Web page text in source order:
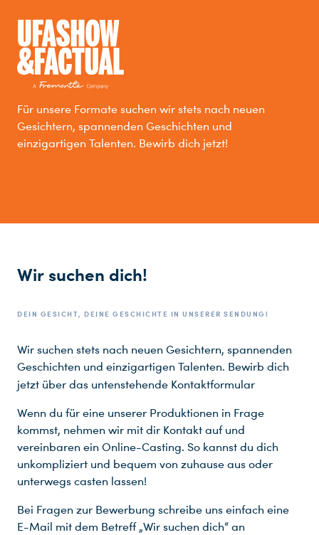
Für unsere Formate suchen wir stets nach neuen
Gesichtern, spannenden Geschichten und
einzigartigen Talenten. Bewirb dich jetzt!
Wir suchen dich!
DEIN GESICHT, DEINE GESCHICHTE IN UNSERER SENDUNG!
Wir suchen stets nach neuen Gesichtern, spannenden
Geschichten und einzigartigen Talenten. Bewirb dich
jetzt über das untenstehende Kontaktformular
Wenn du für eine unserer Produktionen in Frage
kommst, nehmen wir mit dir Kontakt auf und
vereinbaren ein Online-Casting. So kannst du dich
unkompliziert und bequem von zuhause aus oder
unterwegs casten lassen!
Bei Fragen zur Bewerbung schreibe uns einfach eine
E-Mail mit dem Betreff „Wir suchen dich“ an